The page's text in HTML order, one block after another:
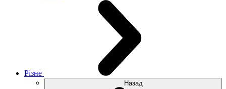
Різне
Назад